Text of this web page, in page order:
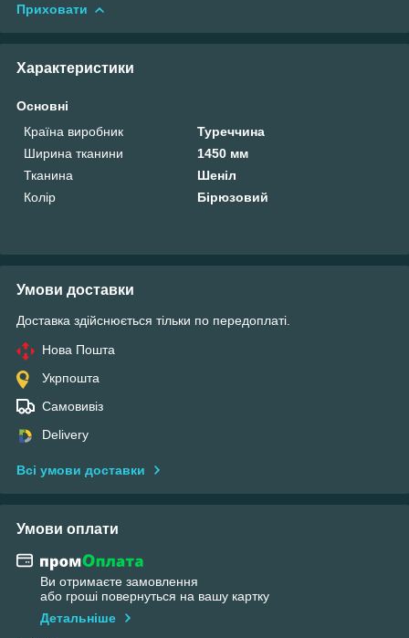
Приховати
Характеристики
Основні
Країна виробник
Туреччина
Ширина тканини
1450 мм
Тканина
Шеніл
Колір
Бірюзовий
Умови доставки
Доставка здійснюється тільки по передоплаті.
Нова Пошта
Укрпошта
Самовивіз
Delivery
Всі умови доставки
Умови оплати
Ви отримаєте замовлення
або гроші повернуться на вашу картку
Детальніше